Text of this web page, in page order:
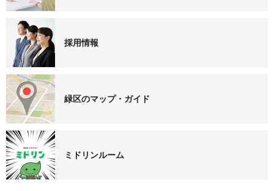
採用情報
緑区のマップ・ガイド
ミドリンルーム